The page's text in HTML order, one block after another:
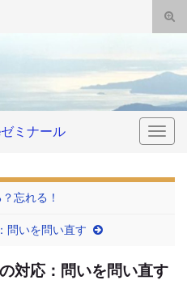
ミナール
忘れる！
問いを問い直す
対応：問いを問い直す